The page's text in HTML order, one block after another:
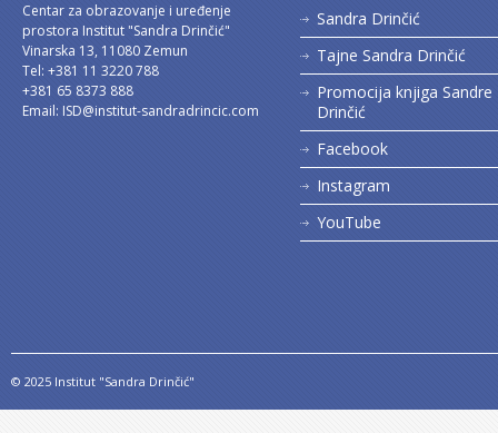
Centar za obrazovanje i uređenje
prostora Institut "Sandra Drinčić"
Vinarska 13, 11080 Zemun
Tel: +381 11 3220 788
+381 65 8373 888
Email: ISD@institut-sandradrincic.com
Sandra Drinčić
Tajne Sandra Drinčić
Promocija knjiga Sandre
Drinčić
Facebook
Instagram
YouTube
© 2025 Institut "Sandra Drinčić"